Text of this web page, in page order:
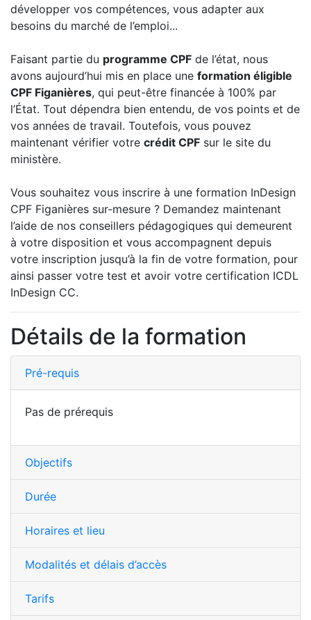
développer vos compétences, vous adapter aux
besoins du marché de l’emploi...
Faisant partie du programme CPF de l’état, nous
avons aujourd’hui mis en place une formation éligible
CPF Figanières, qui peut-être financée à 100% par
l’État. Tout dépendra bien entendu, de vos points et de
vos années de travail. Toutefois, vous pouvez
maintenant vérifier votre crédit CPF sur le site du
ministère.
Vous souhaitez vous inscrire à une formation InDesign
CPF Figanières sur-mesure ? Demandez maintenant
l’aide de nos conseillers pédagogiques qui demeurent
à votre disposition et vous accompagnent depuis
votre inscription jusqu’à la fin de votre formation, pour
ainsi passer votre test et avoir votre certification ICDL
InDesign CC.
Détails de la formation
Pré-requis
Pas de prérequis
Objectifs
Durée
Horaires et lieu
Modalités et délais d’accès
Tarifs